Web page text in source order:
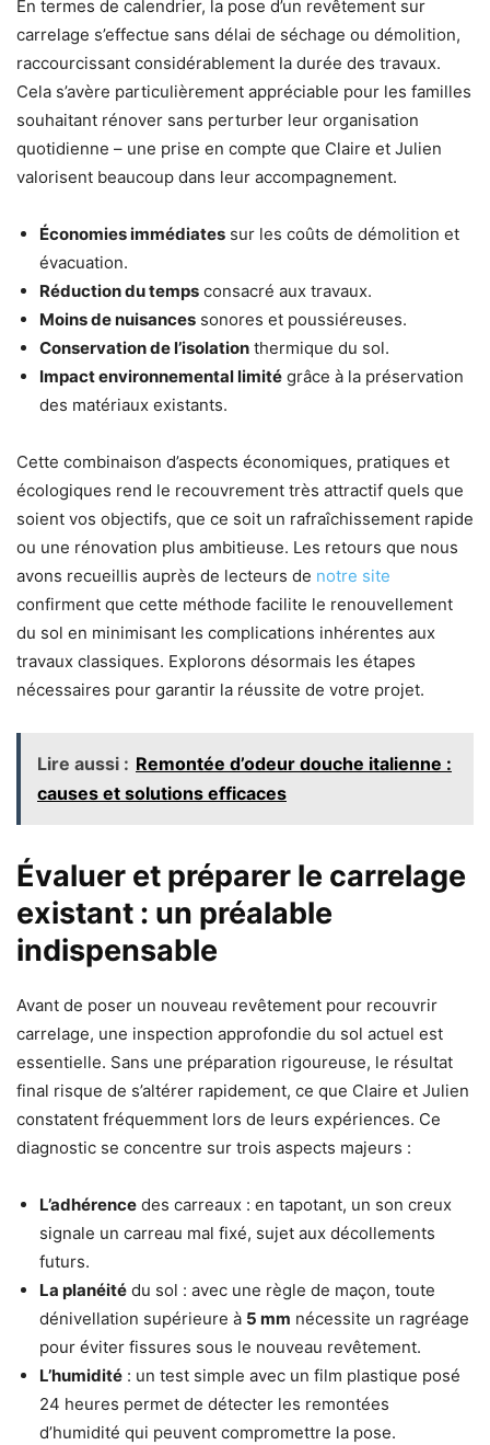
En termes de calendrier, la pose d’un revêtement sur
carrelage s’effectue sans délai de séchage ou démolition,
raccourcissant considérablement la durée des travaux.
Cela s’avère particulièrement appréciable pour les familles
souhaitant rénover sans perturber leur organisation
quotidienne – une prise en compte que Claire et Julien
valorisent beaucoup dans leur accompagnement.
Économies immédiates sur les coûts de démolition et
évacuation.
Réduction du temps consacré aux travaux.
Moins de nuisances sonores et poussiéreuses.
Conservation de l’isolation thermique du sol.
Impact environnemental limité grâce à la préservation
des matériaux existants.
Cette combinaison d’aspects économiques, pratiques et
écologiques rend le recouvrement très attractif quels que
soient vos objectifs, que ce soit un rafraîchissement rapide
ou une rénovation plus ambitieuse. Les retours que nous
avons recueillis auprès de lecteurs de notre site
confirment que cette méthode facilite le renouvellement
du sol en minimisant les complications inhérentes aux
travaux classiques. Explorons désormais les étapes
nécessaires pour garantir la réussite de votre projet.
Lire aussi : Remontée d’odeur douche italienne :
causes et solutions efficaces
Évaluer et préparer le carrelage
existant : un préalable
indispensable
Avant de poser un nouveau revêtement pour recouvrir
carrelage, une inspection approfondie du sol actuel est
essentielle. Sans une préparation rigoureuse, le résultat
final risque de s’altérer rapidement, ce que Claire et Julien
constatent fréquemment lors de leurs expériences. Ce
diagnostic se concentre sur trois aspects majeurs :
L’adhérence des carreaux : en tapotant, un son creux
signale un carreau mal fixé, sujet aux décollements
futurs.
La planéité du sol : avec une règle de maçon, toute
dénivellation supérieure à 5 mm nécessite un ragréage
pour éviter fissures sous le nouveau revêtement.
L’humidité : un test simple avec un film plastique posé
24 heures permet de détecter les remontées
d’humidité qui peuvent compromettre la pose.